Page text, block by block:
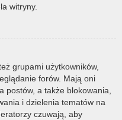
witryny.
grupami użytkowników,
forów. Mają oni
postów, a także blokowania,
i dzielenia tematów na
czuwają, aby